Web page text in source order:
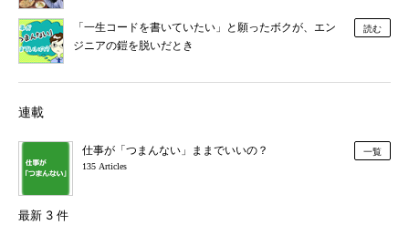
「一生コードを書いていたい」と願ったボクが、エン
ジニアの鎧を脱いだとき
読む
連載
仕事が「つまんない」ままでいいの？
135 Articles
一覧
最新 3 件